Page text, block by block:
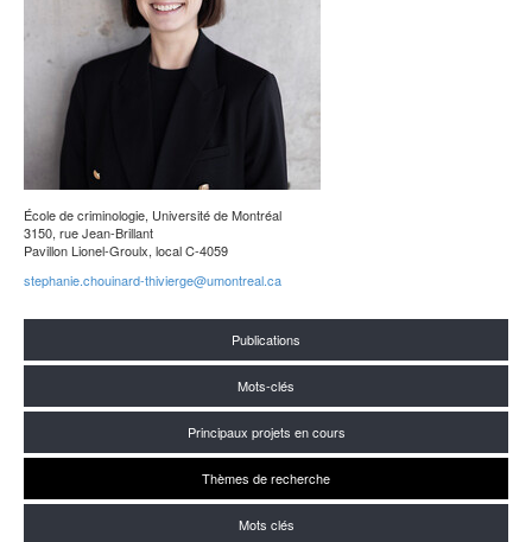
École de criminologie, Université de Montréal
3150, rue Jean-Brillant
Pavillon Lionel-Groulx, local C-4059
stephanie.chouinard-thivierge@umontreal.ca
Publications
Mots-clés
Principaux projets en cours
Thèmes de recherche
Mots clés